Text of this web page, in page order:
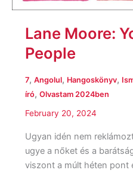
Lane Moore:
People
7, Angolul, Hangoskönyv,
író, Olvastam 2024ben
February 20, 2024
Ugyan idén nem
ugye a nőket és a
viszont a múlt héten pont